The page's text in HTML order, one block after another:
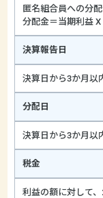
匿名組合員への分
分配金＝当期利益
決算報告日
決算日から3か月以
分配日
決算日から3か月以
税金
利益の額に対して